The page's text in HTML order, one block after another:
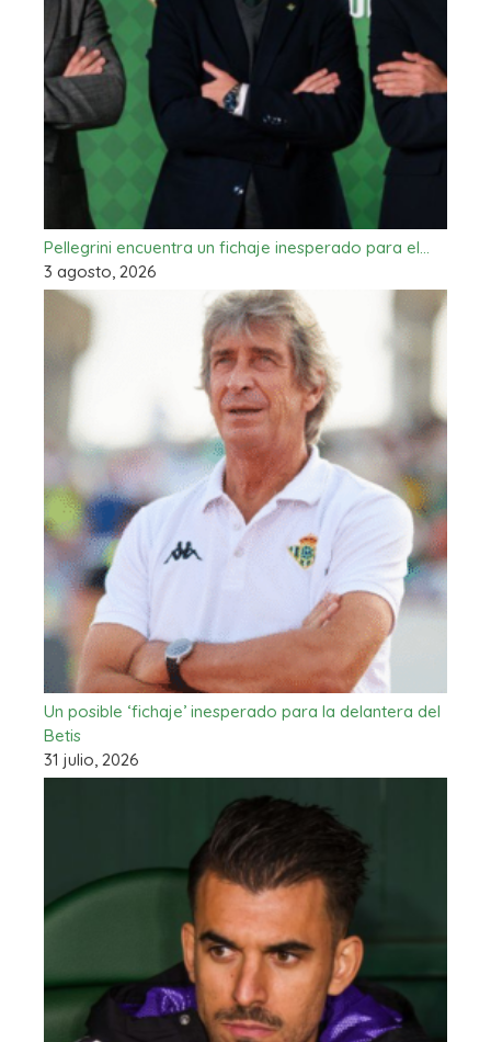
Pellegrini encuentra un fichaje inesperado para el…
3 agosto, 2026
Un posible ‘fichaje’ inesperado para la delantera del
Betis
31 julio, 2026